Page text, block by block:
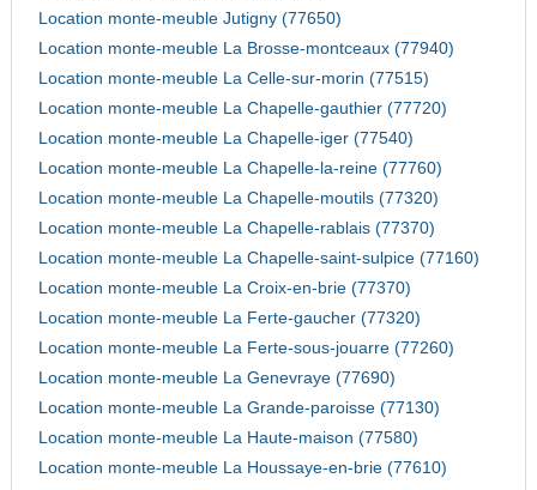
Location monte-meuble Jutigny (77650)
Location monte-meuble La Brosse-montceaux (77940)
Location monte-meuble La Celle-sur-morin (77515)
Location monte-meuble La Chapelle-gauthier (77720)
Location monte-meuble La Chapelle-iger (77540)
Location monte-meuble La Chapelle-la-reine (77760)
Location monte-meuble La Chapelle-moutils (77320)
Location monte-meuble La Chapelle-rablais (77370)
Location monte-meuble La Chapelle-saint-sulpice (77160)
Location monte-meuble La Croix-en-brie (77370)
Location monte-meuble La Ferte-gaucher (77320)
Location monte-meuble La Ferte-sous-jouarre (77260)
Location monte-meuble La Genevraye (77690)
Location monte-meuble La Grande-paroisse (77130)
Location monte-meuble La Haute-maison (77580)
Location monte-meuble La Houssaye-en-brie (77610)